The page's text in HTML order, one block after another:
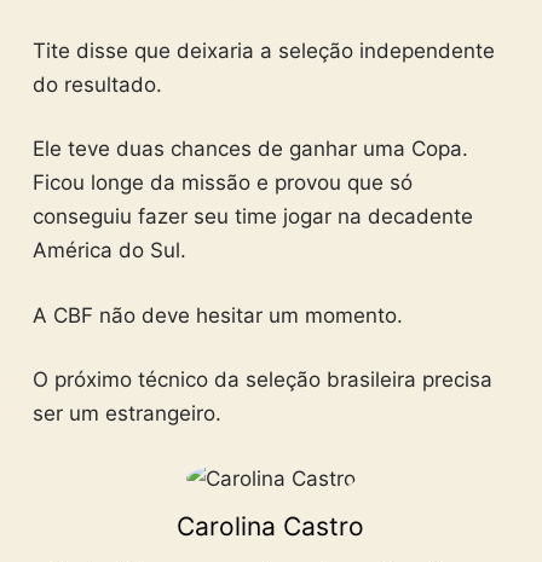
Tite disse que deixaria a seleção independente
do resultado.
Ele teve duas chances de ganhar uma Copa.
Ficou longe da missão e provou que só
conseguiu fazer seu time jogar na decadente
América do Sul.
A CBF não deve hesitar um momento.
O próximo técnico da seleção brasileira precisa
ser um estrangeiro.
Carolina Castro